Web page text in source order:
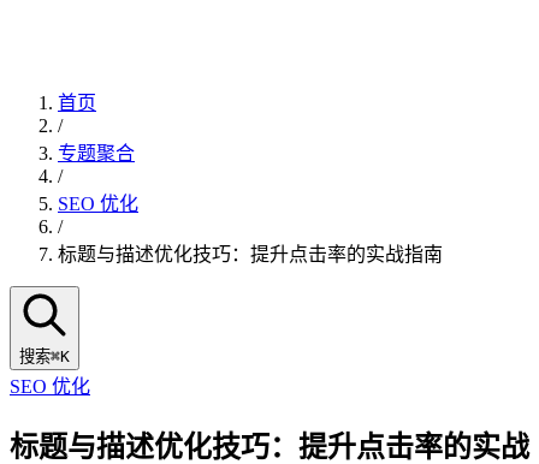
首页
/
专题聚合
/
SEO 优化
/
标题与描述优化技巧：提升点击率的实战指南
搜索⌘K
SEO 优化
标题与描述优化技巧：提升点击率的实战